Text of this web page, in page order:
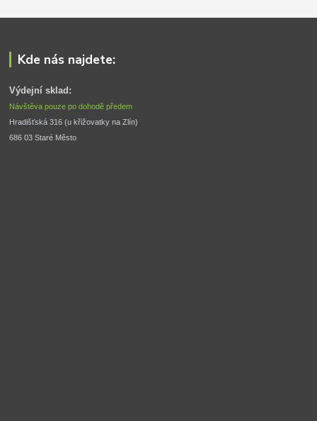
Kde nás najdete:
Výdejní sklad:
Návštěva pouze po dohodě předem
Hradišťská 316 (u křižovatky na Zlín)
686 03 Staré Město